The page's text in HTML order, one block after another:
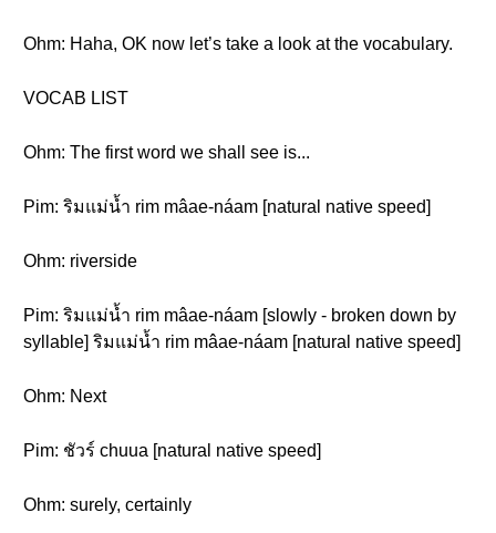
Ohm: Haha, OK now let’s take a look at the vocabulary.
VOCAB LIST
Ohm: The first word we shall see is...
Pim: ริมแม่น้ำ rim mâae-náam [natural native speed]
Ohm: riverside
Pim: ริมแม่น้ำ rim mâae-náam [slowly - broken down by
syllable] ริมแม่น้ำ rim mâae-náam [natural native speed]
Ohm: Next
Pim: ชัวร์ chuua [natural native speed]
Ohm: surely, certainly